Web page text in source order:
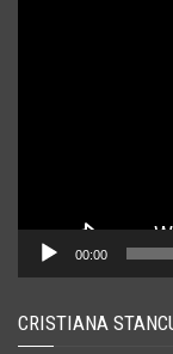
00:00
CRISTIANA